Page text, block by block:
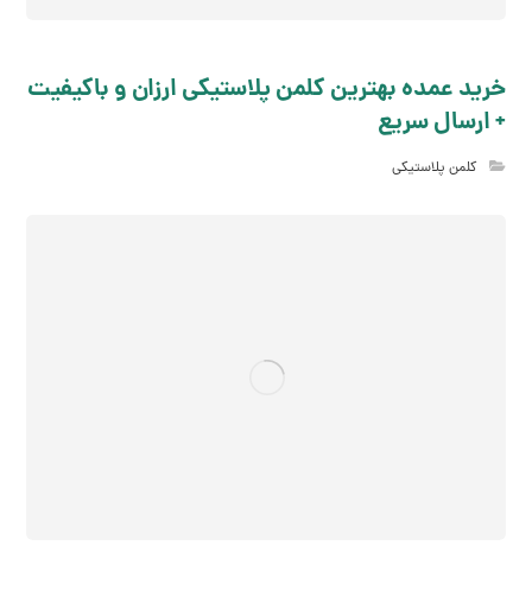
خرید عمده بهترین کلمن پلاستیکی ارزان و باکیفیت
+ ارسال سریع
کلمن پلاستیکی